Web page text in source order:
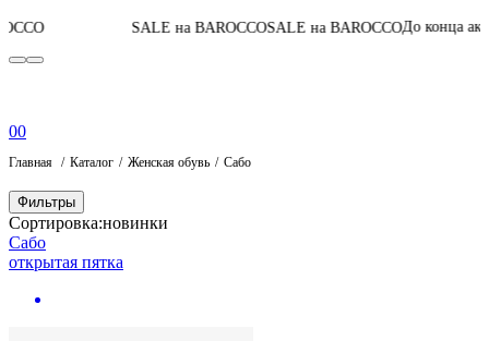
SALE на BAROCCOSALE на BAROCCOДо конца акции04:03:51:
00
Главная Каталог Женская обувь Сабо
Фильтры
Сортировка:новинки
Сабо
открытая пятка